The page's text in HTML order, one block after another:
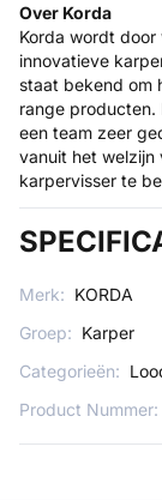
Over Korda
Korda wordt door
innovatieve
staat bekend om
range
een team zeer
vanuit het welzijn
karpervisser te
Merk: KORDA
Groep: Karper
Categorieën:
Product Nummer: